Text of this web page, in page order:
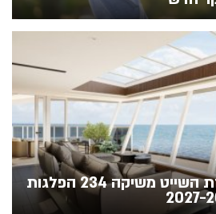
יוקרה בלב ים: חברת השייט משיקה 234 הפלגות